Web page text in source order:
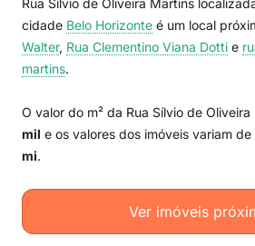
Rua Sílvio de Oliveira Martins
cidade Belo Horizonte é um local
Walter, Rua Clementino Viana Dotti e
martins.
O valor do m² da Rua Sílvio de
mil e os valores dos imóveis variam de
mi.
Ver imóveis